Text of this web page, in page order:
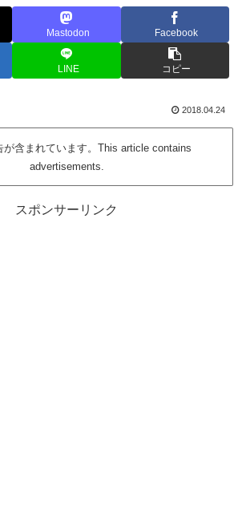
Mastodon Facebook
LINE コピー
2018.04.24
が含まれています。This article contains
advertisements.
スポンサーリンク